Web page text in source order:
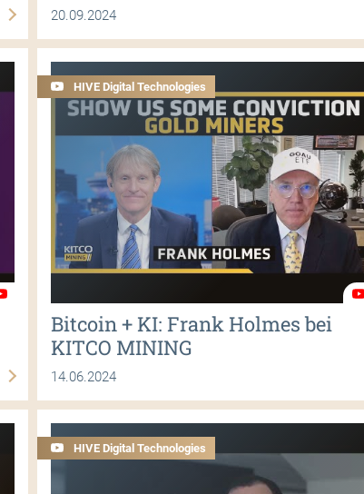
20.09.2024
HIVE Digital Technologies
Bitcoin + KI: Frank Holmes bei
KITCO MINING
14.06.2024
HIVE Digital Technologies